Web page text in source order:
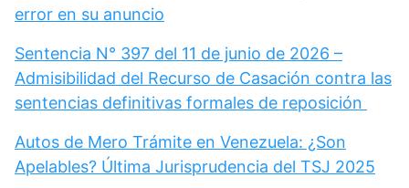
error en su anuncio
Sentencia N° 397 del 11 de junio de 2026 –
Admisibilidad del Recurso de Casación contra las
sentencias definitivas formales de reposición
Autos de Mero Trámite en Venezuela: ¿Son
Apelables? Última Jurisprudencia del TSJ 2025